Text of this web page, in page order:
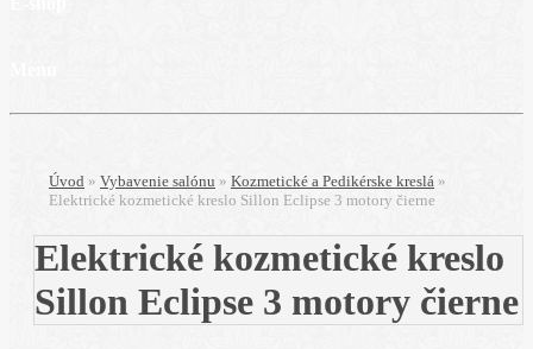
Úvod » Vybavenie salónu » Kozmetické a Pedikérske kreslá »
Elektrické kozmetické kreslo Sillon Eclipse 3 motory čierne
Elektrické kozmetické kreslo
Sillon Eclipse 3 motory čierne